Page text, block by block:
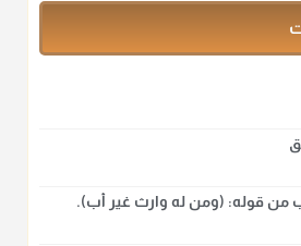
في الصلاة أصلاً صحيحاً يعتمد عليه من سنة
وسلّم، ولا من عمل الصحابة رضي الله